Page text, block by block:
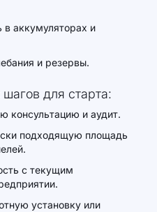
в аккумуляторах и
и резервы.
для старта:
консультацию и аудит.
подходящую площадь
с текущим
установку или